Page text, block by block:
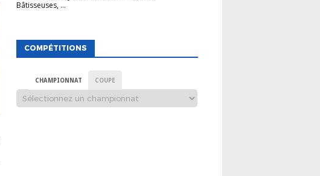
Bâtisseuses, ...
COMPÉTITIONS
CHAMPIONNAT COUPE